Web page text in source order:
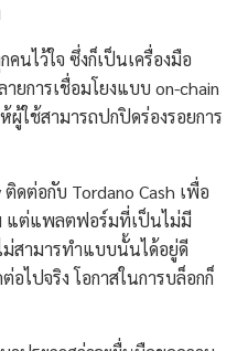
นไว้ใจ ซึ่งก็เป็นเครื่องมือ
ยการเชื่อมโยงแบบ on-chain
ใช้สามารถปกปิดร่องรอยการ
ดต่อกับ Tordano Cash เพื่อ
แต่แพลตฟอร์มที่เป็นไม่มี
ม่สามารทำแบบนั้นได้อยู่ดี
ไปจริง โอกาสในการบล็อกก็